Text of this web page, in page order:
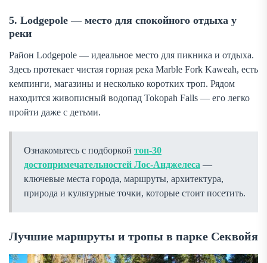
5. Lodgepole — место для спокойного отдыха у
реки
Район Lodgepole — идеальное место для пикника и отдыха.
Здесь протекает чистая горная река Marble Fork Kaweah, есть
кемпинги, магазины и несколько коротких троп. Рядом
находится живописный водопад Tokopah Falls — его легко
пройти даже с детьми.
Ознакомьтесь с подборкой топ-30
достопримечательностей Лос-Анджелеса —
ключевые места города, маршруты, архитектура,
природа и культурные точки, которые стоит посетить.
Лучшие маршруты и тропы в парке Секвойя